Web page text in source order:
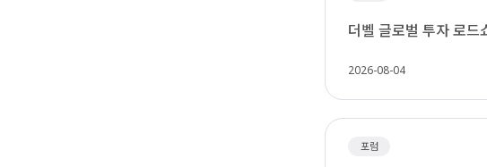
더벨 글로벌 투자 로
2026-08-04
포럼